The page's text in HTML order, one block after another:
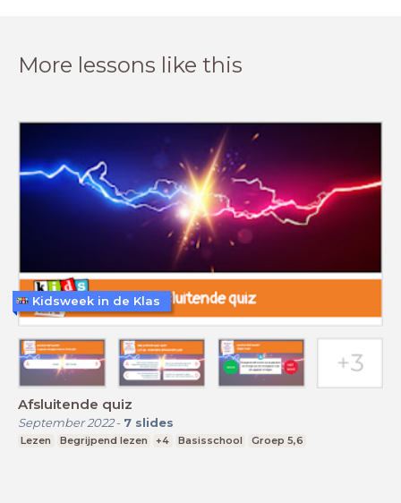
More lessons like this
Afsluitende quiz
September 2022- 7 slides
Lezen Begrijpend lezen +4 Basisschool Groep 5,6
Kidsweek in de Klas